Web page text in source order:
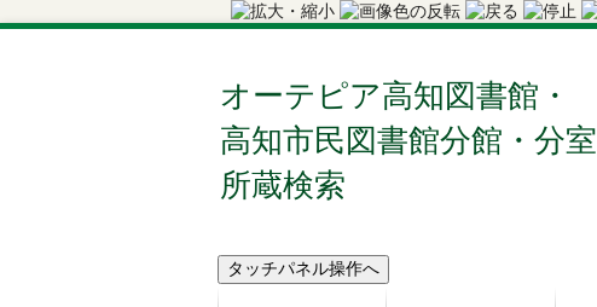
オーテピア高知図書館・
高知市民図書館分館・分室
所蔵検索